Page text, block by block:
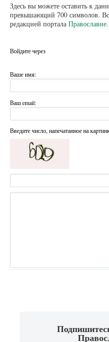
Здесь вы можете оставить к
превышающий 700 символов.
редакцией портала
Войдите через
Ваше имя:
Ваш email:
Введите число, напечатанное на